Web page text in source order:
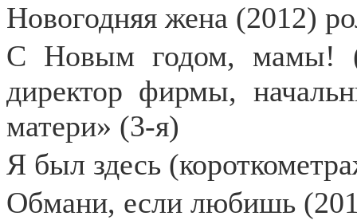
Новогодняя жена (2012)
С Новым годом, мамы!
директор фирмы,
матери» (3-я)
Я был здесь
Обмани, если любишь